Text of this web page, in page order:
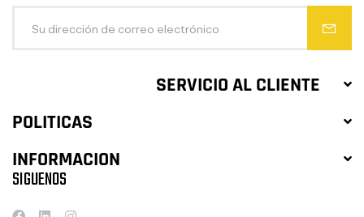
SERVICIO AL CLIENTE
POLITICAS
INFORMACION
SIGUENOS